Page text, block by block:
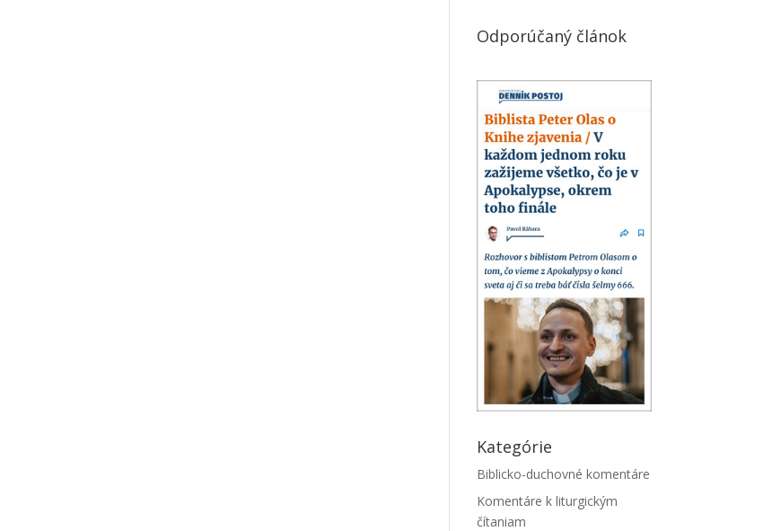
Odporúčaný článok
Kategórie
Biblicko-duchovné komentáre
Komentáre k liturgickým
čítaniam